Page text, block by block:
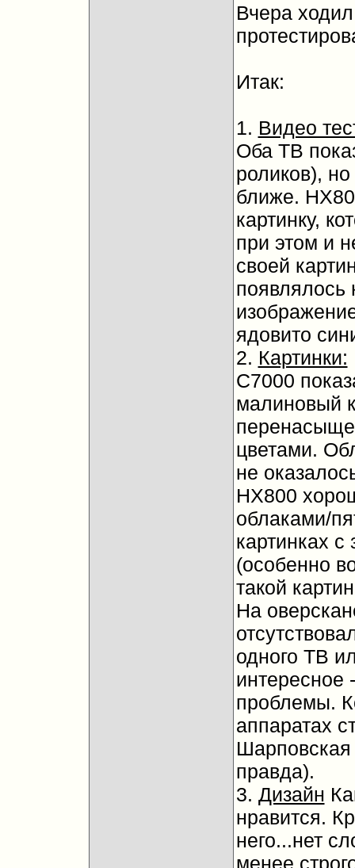
Вчера
Итак:
1. Видео
Оба ТВ
роликов),
ближе.
картинку,
при этом и
своей
появлялось
ядовито
2. Картинки:
С7000
малиновый
цветами.
не
НХ800
облаками/
картинках с
(особенно
такой
На
одного ТВ
интересное
проблемы.
аппаратах
Шарповская
правда).
3. Дизайн
нравится.
него...нет
менее